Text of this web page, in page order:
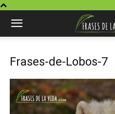
Frases-de-Lobos-7